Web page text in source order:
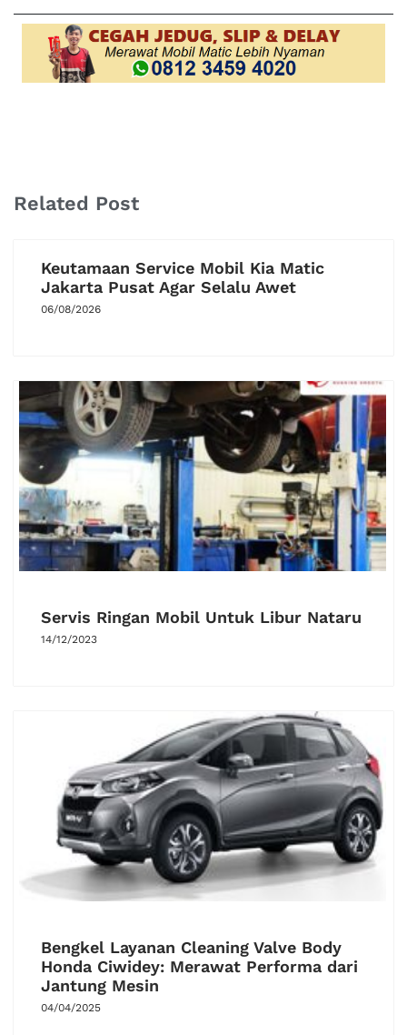
Related Post
Keutamaan Service Mobil Kia Matic
Jakarta Pusat Agar Selalu Awet
06/08/2026
Servis Ringan Mobil Untuk Libur Nataru
14/12/2023
Bengkel Layanan Cleaning Valve Body
Honda Ciwidey: Merawat Performa dari
Jantung Mesin
04/04/2025